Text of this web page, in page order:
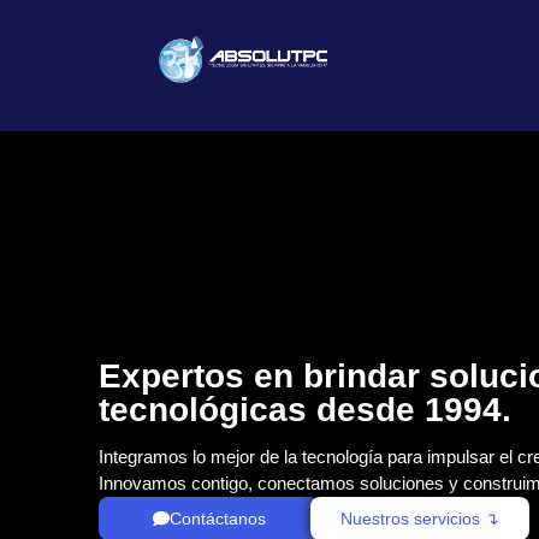
Expertos en brindar
tecnológicas desde 1994.
Integramos lo mejor de la tecnología para impulsar el
Innovamos contigo, conectamos soluciones y
Contáctanos Nuestros servicios ↴